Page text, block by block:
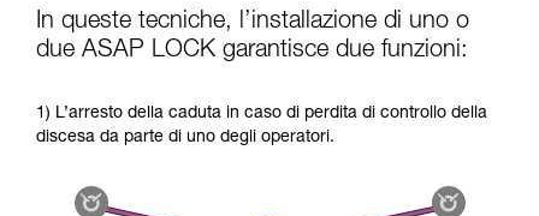
In queste tecniche, l’installazione di uno o
due ASAP LOCK garantisce due funzioni:
1) L’arresto della caduta in caso di perdita di controllo della
discesa da parte di uno degli operatori.